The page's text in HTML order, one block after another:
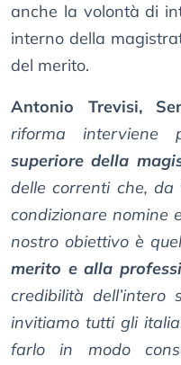
anche la volontà di
interno della
del merito.
Antonio Trevisi,
riforma interviene
superiore della
delle correnti che,
condizionare nomine
nostro obiettivo è
merito e alla
credibilità dell’intero
invitiamo tutti gli
farlo in modo